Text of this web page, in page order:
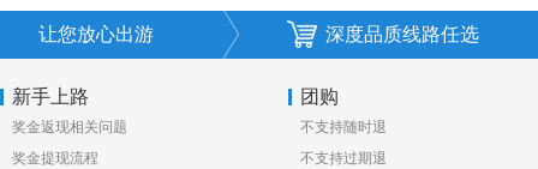
让您放心出游 深度品质线路任选
新手上路
奖金返现相关问题
奖金提现流程
团购
不支持随时退
不支持过期退